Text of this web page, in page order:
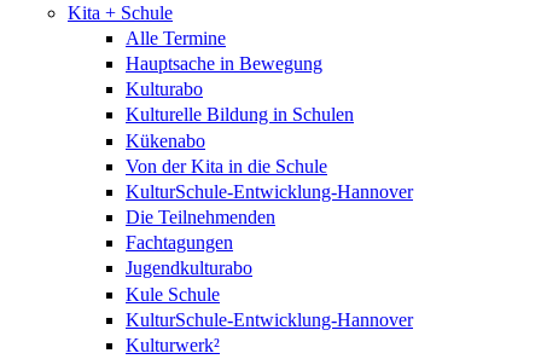
Kita + Schule
Alle Termine
Hauptsache in Bewegung
Kulturabo
Kulturelle Bildung in Schulen
Kükenabo
Von der Kita in die Schule
KulturSchule-Entwicklung-Hannover
Die Teilnehmenden
Fachtagungen
Jugendkulturabo
Kule Schule
KulturSchule-Entwicklung-Hannover
Kulturwerk²